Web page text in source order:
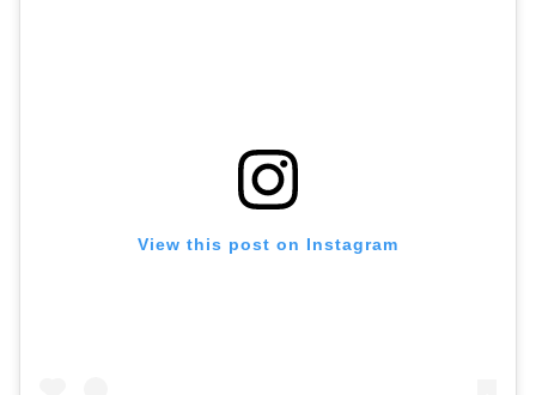
View this post on Instagram